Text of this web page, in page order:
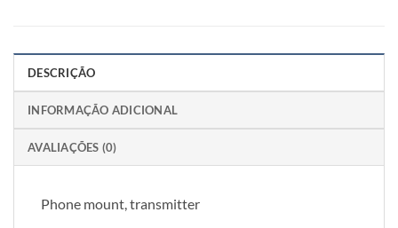
DESCRIÇÃO
INFORMAÇÃO ADICIONAL
AVALIAÇÕES (0)
Phone mount, transmitter